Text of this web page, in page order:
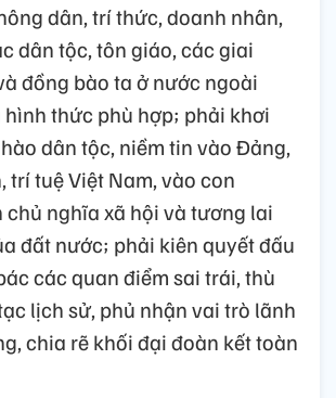
dân, trí thức, doanh nhân,
dân tộc, tôn giáo, các giai
đồng bào ta ở nước ngoài
thức phù hợp; phải khơi
dân tộc, niềm tin vào Đảng,
trí tuệ Việt Nam, vào con
chủ nghĩa xã hội và tương lai
đất nước; phải kiên quyết đấu
các quan điểm sai trái, thù
lịch sử, phủ nhận vai trò lãnh
chia rẽ khối đại đoàn kết toàn